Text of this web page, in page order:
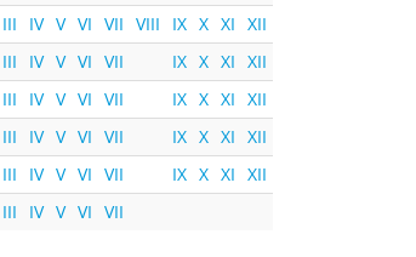
III IV V VI VII VIII IX X XI XII
III IV V VI VII IX X XI XII
III IV V VI VII IX X XI XII
III IV V VI VII IX X XI XII
III IV V VI VII IX X XI XII
III IV V VI VII